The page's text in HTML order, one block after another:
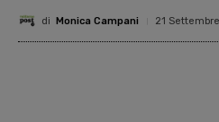
di Monica Campani 21